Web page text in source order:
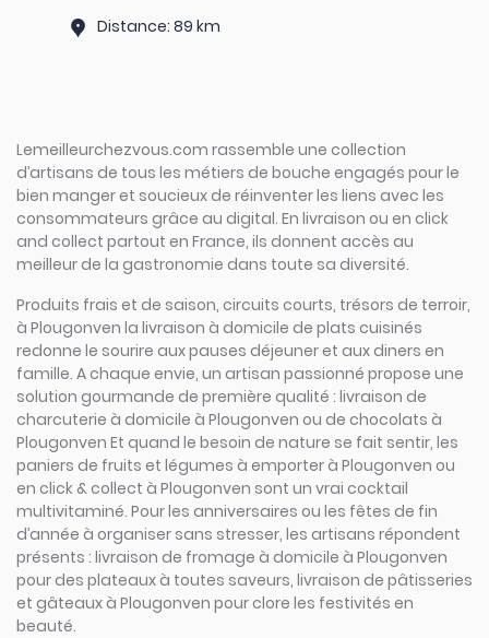
Distance: 89 km
Lemeilleurchezvous.com rassemble une collection
d’artisans de tous les métiers de bouche engagés pour le
bien manger et soucieux de réinventer les liens avec les
consommateurs grâce au digital. En livraison ou en click
and collect partout en France, ils donnent accès au
meilleur de la gastronomie dans toute sa diversité.
Produits frais et de saison, circuits courts, trésors de terroir,
à Plougonven la livraison à domicile de plats cuisinés
redonne le sourire aux pauses déjeuner et aux diners en
famille. A chaque envie, un artisan passionné propose une
solution gourmande de première qualité : livraison de
charcuterie à domicile à Plougonven ou de chocolats à
Plougonven Et quand le besoin de nature se fait sentir, les
paniers de fruits et légumes à emporter à Plougonven ou
en click & collect à Plougonven sont un vrai cocktail
multivitaminé. Pour les anniversaires ou les fêtes de fin
d’année à organiser sans stresser, les artisans répondent
présents : livraison de fromage à domicile à Plougonven
pour des plateaux à toutes saveurs, livraison de pâtisseries
et gâteaux à Plougonven pour clore les festivités en
beauté.